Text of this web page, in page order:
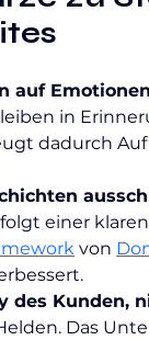
auf
in
dadurch
einer
von
des Kunden,
Das